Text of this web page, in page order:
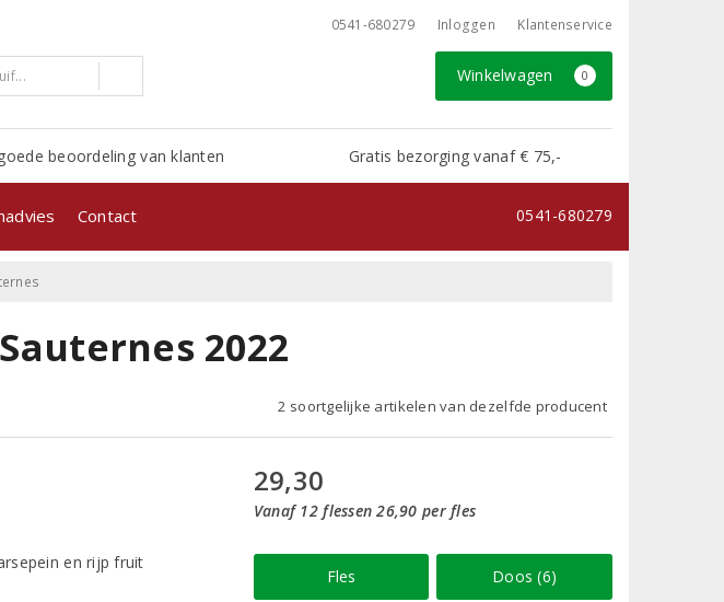
0541-680279 Inloggen Klantenservice
Winkelwagen 0
beoordeling van klanten Gratis bezorging vanaf € 75,-
Contact 0541-680279
2022
2 soortgelijke artikelen van dezelfde producent
en rijp fruit
29,30
Vanaf 12 flessen 26,90 per fles
Fles Doos (6)